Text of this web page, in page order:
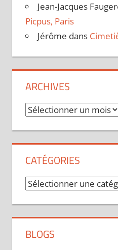
Jean-Jacques
Picpus, Paris
Jérôme dans
ARCHIVES
Archives
CATÉGORIES
Catégories
BLOGS